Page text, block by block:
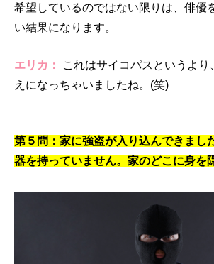
希望しているのではない限りは、俳優
い結果になります。
エリカ：
これはサイコパスというよ
えになっちゃいましたね。(笑)
第５問：家に強盗が入り込んできまし
器を持っていません。家のどこに身を